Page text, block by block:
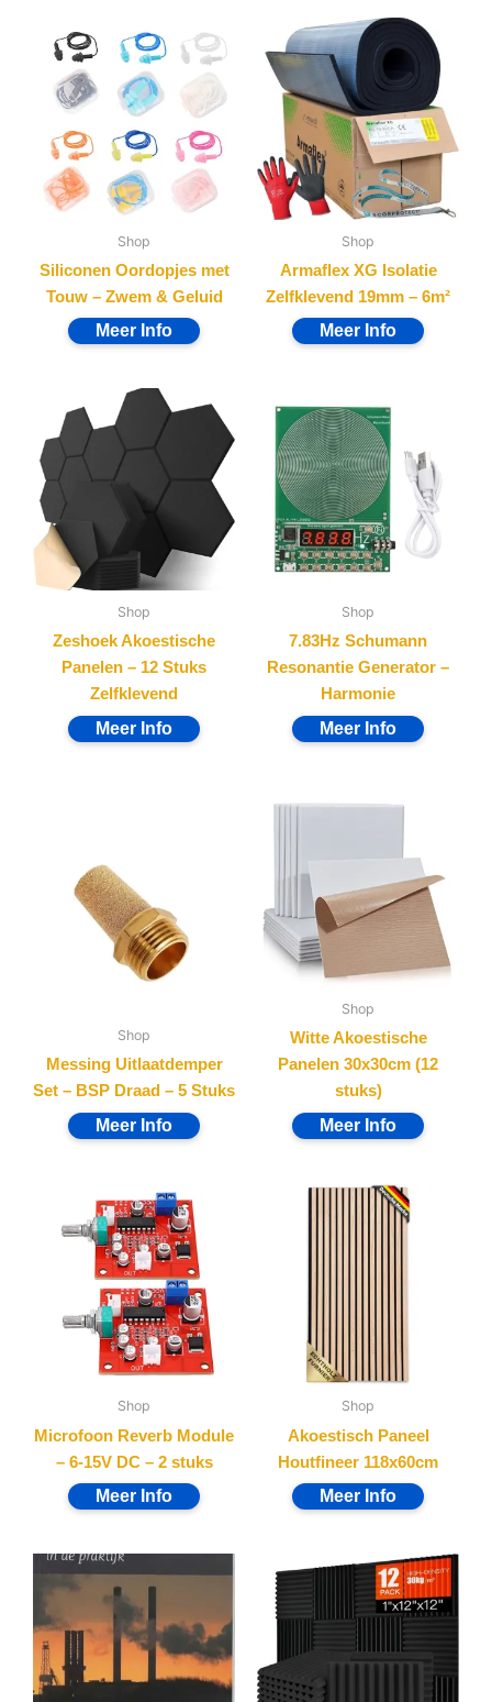
Shop
Siliconen Oordopjes met
Touw – Zwem & Geluid
Shop
Armaflex XG Isolatie
Zelfklevend 19mm – 6m²
Shop
Zeshoek Akoestische
Panelen – 12 Stuks
Zelfklevend
Shop
7.83Hz Schumann
Resonantie Generator –
Harmonie
Shop
Messing Uitlaatdemper
Set – BSP Draad – 5 Stuks
Shop
Witte Akoestische
Panelen 30x30cm (12
stuks)
Shop
Microfoon Reverb Module
– 6-15V DC – 2 stuks
Shop
Akoestisch Paneel
Houtfineer 118x60cm